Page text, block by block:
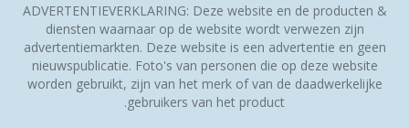
ADVERTENTIEVERKLARING: Deze website en de producten &
diensten waarnaar op de website wordt verwezen zijn
advertentiemarkten. Deze website is een advertentie en geen
nieuwspublicatie. Foto's van personen die op deze website
worden gebruikt, zijn van het merk of van de daadwerkelijke
gebruikers van het product.